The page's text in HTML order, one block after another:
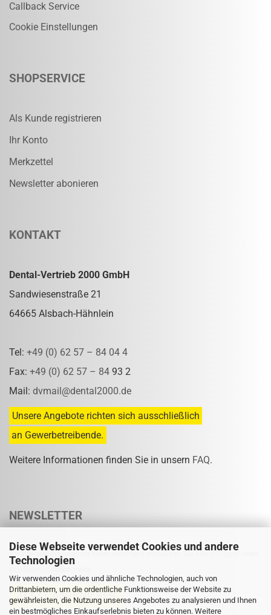
Diese Webseite verwendet Cookies und andere
Technologien
Wir verwenden Cookies und ähnliche Technologien, auch von
Drittanbietern, um die ordentliche Funktionsweise der Website zu
gewährleisten, die Nutzung unseres Angebotes zu analysieren und Ihnen
ein bestmögliches Einkaufserlebnis bieten zu können. Weitere
Callback Service
Cookie Einstellungen
SHOPSERVICE
Als Kunde registrieren
Ihr Konto
Merkzettel
Newsletter abonieren
KONTAKT
Dental-Vertrieb 2000 GmbH
Sandwiesenstraße 21
64665 Alsbach-Hähnlein
Tel: +49 (0) 62 57 – 84 04 4
Fax: +49 (0) 62 57 – 84 93 2
Mail: dvmail@dental2000.de
Unsere Angebote richten sich ausschließlich
an Gewerbetreibende.
Weitere Informationen finden Sie in unsern FAQ.
NEWSLETTER
Abonnieren Sie unseren Newsletter und verpassen Sie keine Rabatt- oder
Sonderpreisaktion mehr.